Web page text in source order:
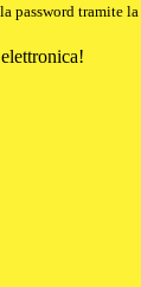
password tramite la